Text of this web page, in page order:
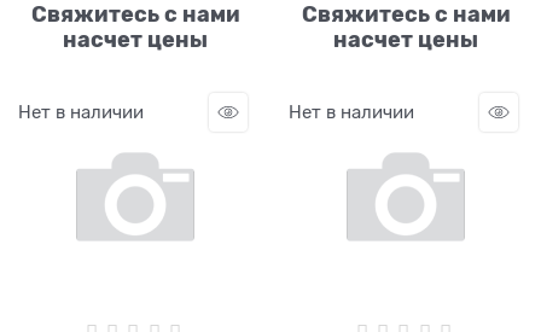
Свяжитесь с нами
насчет цены
Свяжитесь с нами
насчет цены
Нет в наличии Нет в наличии